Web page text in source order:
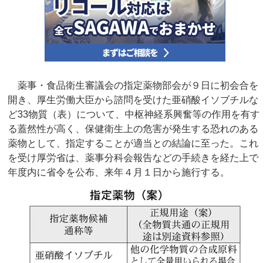
薬事・食品衛生審議会の指定薬物部会が９日に初会合を
開き、厚生労働大臣から諮問を受けた亜硝酸イソブチルな
ど33物質（表）について、中枢神経系興奮等の作用を有す
る蓋然性が高く、保健衛生上の危害が発生する恐れのある
薬物として、指定することが適当との結論に至った。これ
を受け厚労省は、薬事分科会報告などの手続きを経た上で
年度内に省令を公布、来年４月１日から施行する。